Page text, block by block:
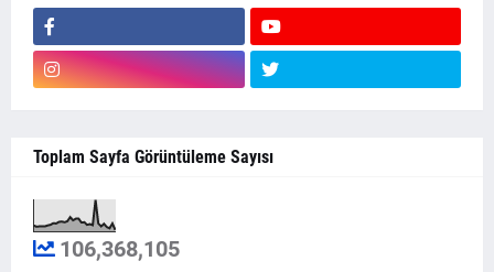
Toplam Sayfa Görüntüleme Sayısı
106,368,105